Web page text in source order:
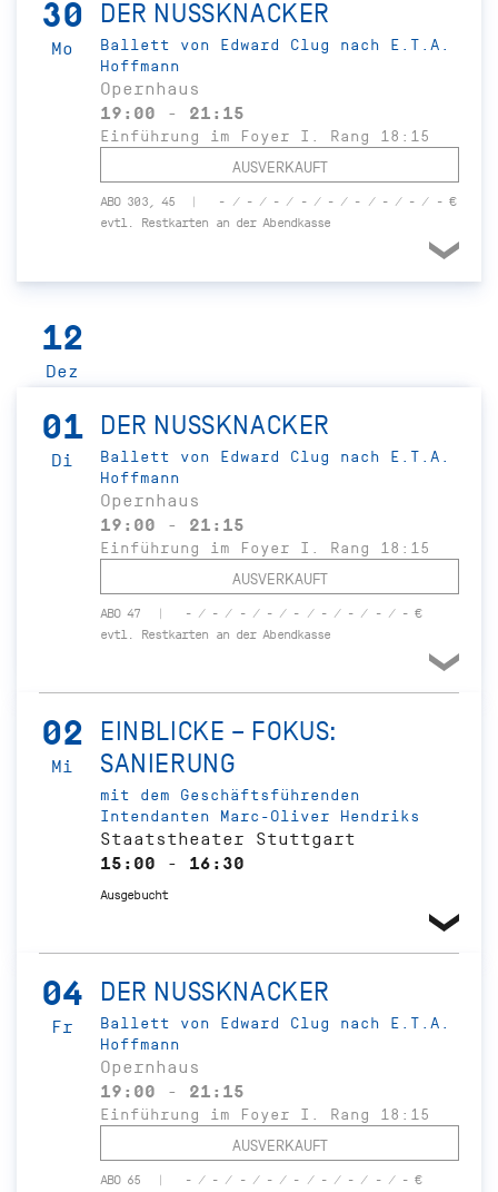
30
Mo
DER NUSSKNACKER
Ballett von Edward Clug nach E.T.A.
Hoffmann
Opernhaus
19:00 - 21:15
Einführung im Foyer I. Rang 18:15
AUSVERKAUFT
ABO 303, 45
- / - / - / - / - / - / - / - / - €
evtl. Restkarten an der Abendkasse
12
Dez
01
Di
DER NUSSKNACKER
Ballett von Edward Clug nach E.T.A.
Hoffmann
Opernhaus
19:00 - 21:15
Einführung im Foyer I. Rang 18:15
AUSVERKAUFT
ABO 47
- / - / - / - / - / - / - / - / - €
evtl. Restkarten an der Abendkasse
02
Mi
EINBLICKE – FOKUS:
SANIERUNG
mit dem Geschäftsführenden
Intendanten Marc-Oliver Hendriks
Staatstheater Stuttgart
15:00 - 16:30
Ausgebucht
04
Fr
DER NUSSKNACKER
Ballett von Edward Clug nach E.T.A.
Hoffmann
Opernhaus
19:00 - 21:15
Einführung im Foyer I. Rang 18:15
AUSVERKAUFT
ABO 65
- / - / - / - / - / - / - / - / - €